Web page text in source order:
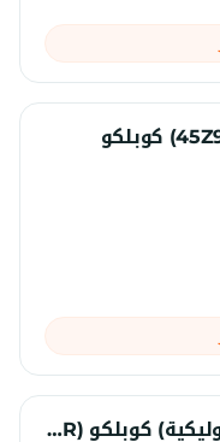
طقم إصلاح (فلتر الراجع الهيدروليكية) كوبلكو (HYD RETURN FILTER)